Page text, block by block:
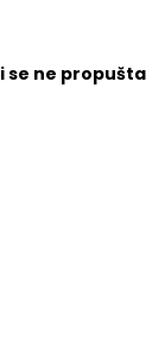
se ne propušta